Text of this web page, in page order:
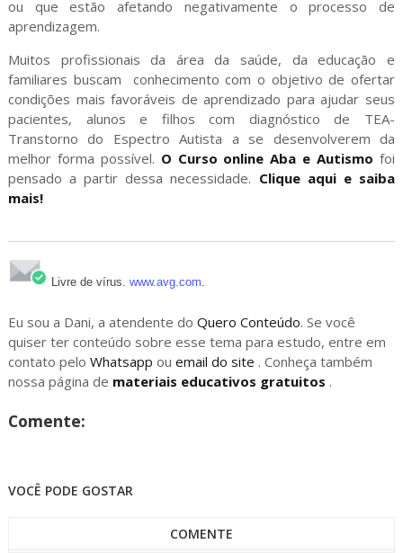
ou que estão afetando negativamente o processo de
aprendizagem.
Muitos profissionais da área da saúde, da educação e
familiares buscam conhecimento com o objetivo de ofertar
condições mais favoráveis de aprendizado para ajudar seus
pacientes, alunos e filhos com diagnóstico de TEA-
Transtorno do Espectro Autista a se desenvolverem da
melhor forma possível. O Curso online Aba e Autismo foi
pensado a partir dessa necessidade. Clique aqui e saiba
mais!
Livre de vírus. www.avg.com.
Eu sou a Dani, a atendente do Quero Conteúdo. Se você
quiser ter conteúdo sobre esse tema para estudo, entre em
contato pelo Whatsapp ou email do site . Conheça também
nossa página de materiais educativos gratuitos .
Comente:
VOCÊ PODE GOSTAR
COMENTE